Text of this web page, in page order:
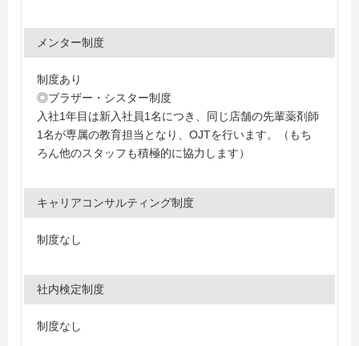
メンター制度
制度あり
◎ブラザー・シスター制度
入社1年目は新入社員1名につき、同じ店舗の先輩薬剤師
1名が専属の教育担当となり、OJTを行います。（もち
ろん他のスタッフも積極的に協力します）
キャリアコンサルティング制度
制度なし
社内検定制度
制度なし